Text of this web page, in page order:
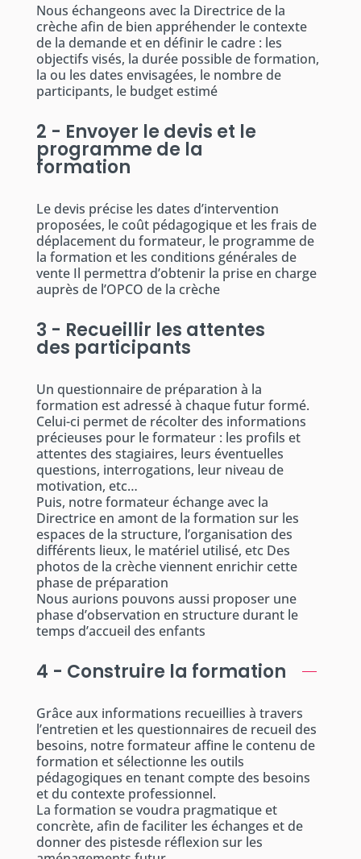
Nous échangeons avec la Directrice de la
crèche afin de bien appréhender le contexte
de la demande et en définir le cadre : les
objectifs visés, la durée possible de formation,
la ou les dates envisagées, le nombre de
participants, le budget estimé
2 - Envoyer le devis et le
programme de la
formation
Le devis précise les dates d’intervention
proposées, le coût pédagogique et les frais de
déplacement du formateur, le programme de
la formation et les conditions générales de
vente Il permettra d’obtenir la prise en charge
auprès de l’OPCO de la crèche
3 - Recueillir les attentes
des participants
Un questionnaire de préparation à la
formation est adressé à chaque futur formé.
Celui-ci permet de récolter des informations
précieuses pour le formateur : les profils et
attentes des stagiaires, leurs éventuelles
questions, interrogations, leur niveau de
motivation, etc…
Puis, notre formateur échange avec la
Directrice en amont de la formation sur les
espaces de la structure, l’organisation des
différents lieux, le matériel utilisé, etc Des
photos de la crèche viennent enrichir cette
phase de préparation
Nous aurions pouvons aussi proposer une
phase d’observation en structure durant le
temps d’accueil des enfants
4 - Construire la formation
Grâce aux informations recueillies à travers
l’entretien et les questionnaires de recueil des
besoins, notre formateur affine le contenu de
formation et sélectionne les outils
pédagogiques en tenant compte des besoins
et du contexte professionnel.
La formation se voudra pragmatique et
concrète, afin de faciliter les échanges et de
donner des pistesde réflexion sur les